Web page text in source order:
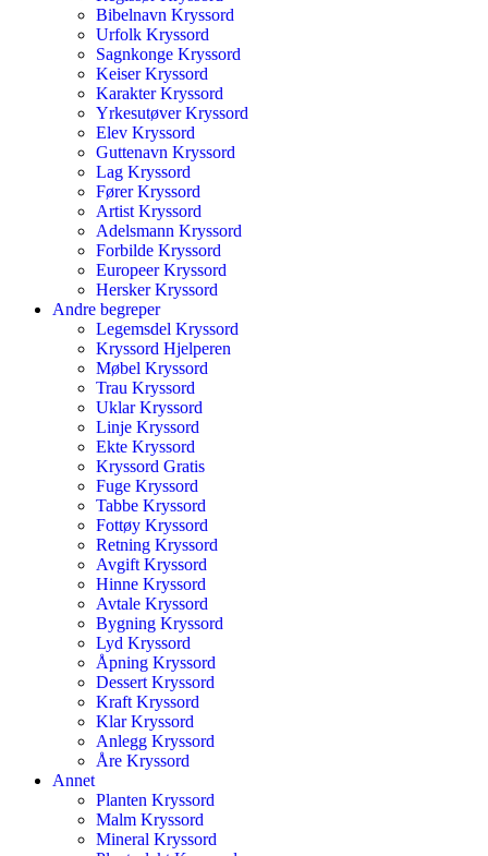
Bibelnavn Kryssord
Urfolk Kryssord
Sagnkonge Kryssord
Keiser Kryssord
Karakter Kryssord
Yrkesutøver Kryssord
Elev Kryssord
Guttenavn Kryssord
Lag Kryssord
Fører Kryssord
Artist Kryssord
Adelsmann Kryssord
Forbilde Kryssord
Europeer Kryssord
Hersker Kryssord
Andre begreper
Legemsdel Kryssord
Kryssord Hjelperen
Møbel Kryssord
Trau Kryssord
Uklar Kryssord
Linje Kryssord
Ekte Kryssord
Kryssord Gratis
Fuge Kryssord
Tabbe Kryssord
Fottøy Kryssord
Retning Kryssord
Avgift Kryssord
Hinne Kryssord
Avtale Kryssord
Bygning Kryssord
Lyd Kryssord
Åpning Kryssord
Dessert Kryssord
Kraft Kryssord
Klar Kryssord
Anlegg Kryssord
Åre Kryssord
Annet
Planten Kryssord
Malm Kryssord
Mineral Kryssord